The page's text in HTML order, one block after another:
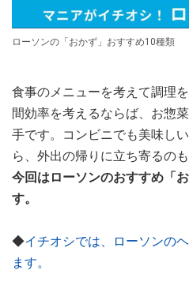
ローソンの「おかず」おすすめ10種類
食事のメニューを考えて調理
間効率を考えるならば、お惣
手です。コンビニでも美味し
ら、外出の帰りに立ち寄るのも
今回はローソンのおすすめ「
す。
◆イチオシでは、ローソンの
ます。